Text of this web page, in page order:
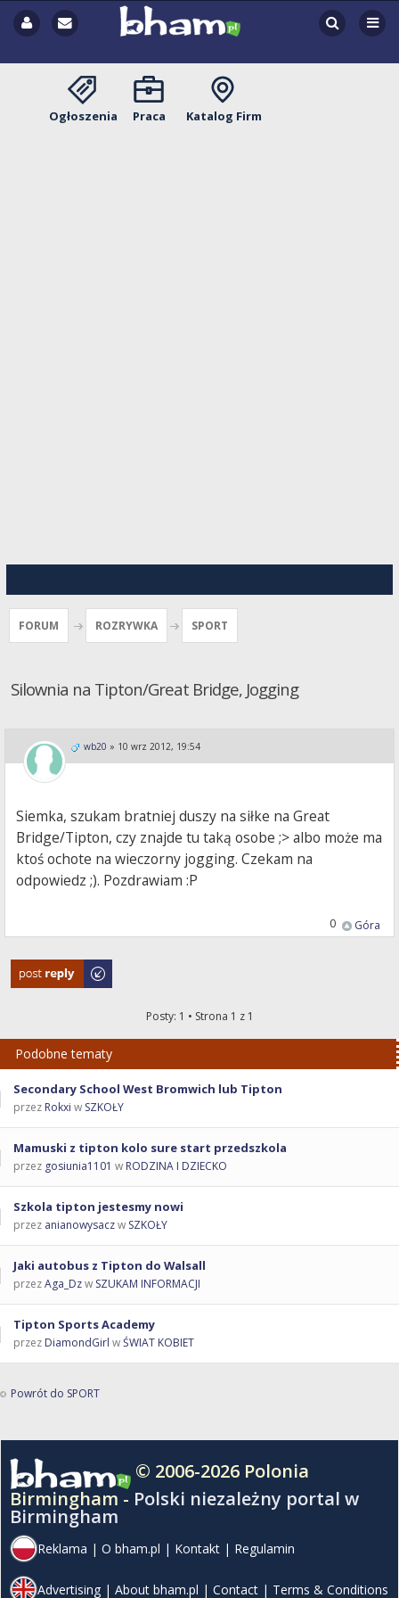
Ogłoszenia Praca Katalog Firm
FORUM ROZRYWKA SPORT
Silownia na Tipton/Great Bridge, Jogging
wb20 » 10 wrz 2012, 19:54
Siemka, szukam bratniej duszy na siłke na Great
Bridge/Tipton, czy znajde tu taką osobe ;> albo może ma
ktoś ochote na wieczorny jogging. Czekam na
odpowiedz ;). Pozdrawiam :P
Góra
0
Odpowiedz
Posty: 1 • Strona 1 z 1
Podobne tematy
Secondary School West Bromwich lub Tipton
przez Rokxi w SZKOŁY
Mamuski z tipton kolo sure start przedszkola
przez gosiunia1101 w RODZINA I DZIECKO
Szkola tipton jestesmy nowi
przez anianowysaczw SZKOŁY
Jaki autobus z Tipton do Walsall
przezAga_Dzw SZUKAM INFORMACJI
Tipton Sports Academy
przez DiamondGirl wŚWIAT KOBIET
Powrót do SPORT
© 2006-2026 Polonia
Birmingham - Polski niezależny portal w
Birmingham
Reklama | O bham.pl | Kontakt | Regulamin
Advertising | About bham.pl | Contact | Terms & Conditions